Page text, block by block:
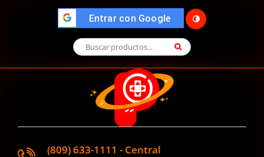
Entrar con Google 🌓
(809) 633-1111 - Central